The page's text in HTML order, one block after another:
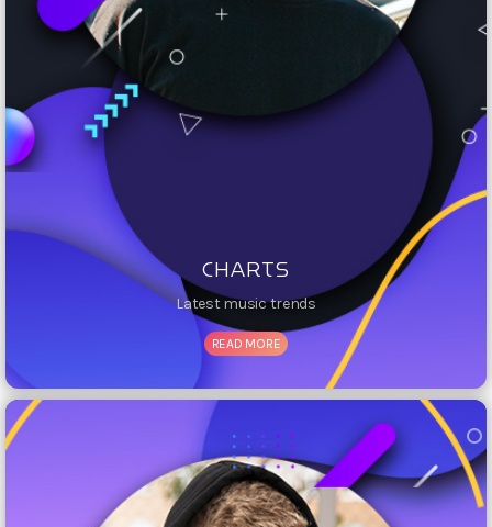
CHARTS
Latest music trends
READ MORE